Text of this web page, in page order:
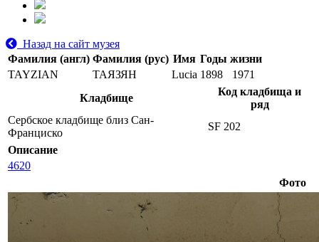
Назад на сайт музея
Фамилия (англ) Фамилия (рус) Имя Годы жизни
TAYZIAN
ТАЯЗЯН Lucia 1898
1971
Кладбище
Код кладбища и
ряд
Сербское кладбище близ Сан-
Франциско
SF 202
Описание
4620
Фото